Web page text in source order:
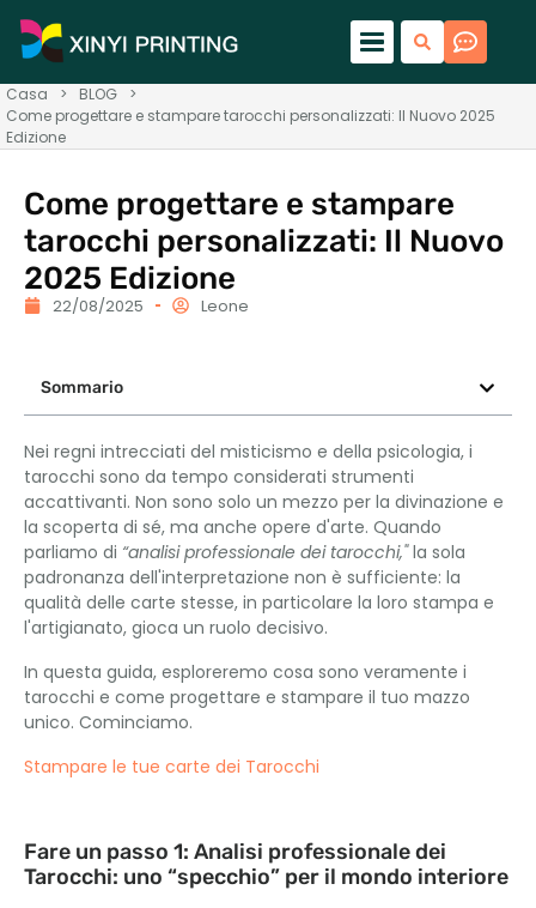
Casa > BLOG
>
Come progettare e stampare tarocchi personalizzati: Il Nuovo 2025
Edizione
Come progettare e stampare
tarocchi personalizzati: Il Nuovo
2025 Edizione
22/08/2025 Leone
Sommario
Nei regni intrecciati del misticismo e della psicologia, i
tarocchi sono da tempo considerati strumenti
accattivanti. Non sono solo un mezzo per la divinazione e
la scoperta di sé, ma anche opere d'arte. Quando
parliamo di “analisi professionale dei tarocchi,"la sola
padronanza dell'interpretazione non è sufficiente: la
qualità delle carte stesse, in particolare la loro stampa e
l'artigianato, gioca un ruolo decisivo.
In questa guida, esploreremo cosa sono veramente i
tarocchi e come progettare e stampare il tuo mazzo
unico. Cominciamo.
Stampare le tue carte dei Tarocchi
Fare un passo 1: Analisi professionale dei
Tarocchi: uno “specchio” per il mondo interiore